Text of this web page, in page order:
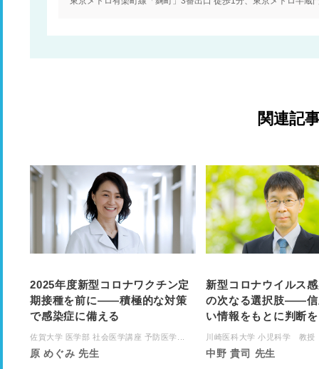
関連記
2025年度新型コロナワクチン定
期接種を前に――積極的な対策
で感染症に備える
佐賀大学 医学部 社会医学講座 予防医学...
原 めぐみ 先生
新型コロナウイルス
の次なる選択肢――信
い情報をもとに判断を
川崎医科大学 小児科学 教授
中野 貴司 先生